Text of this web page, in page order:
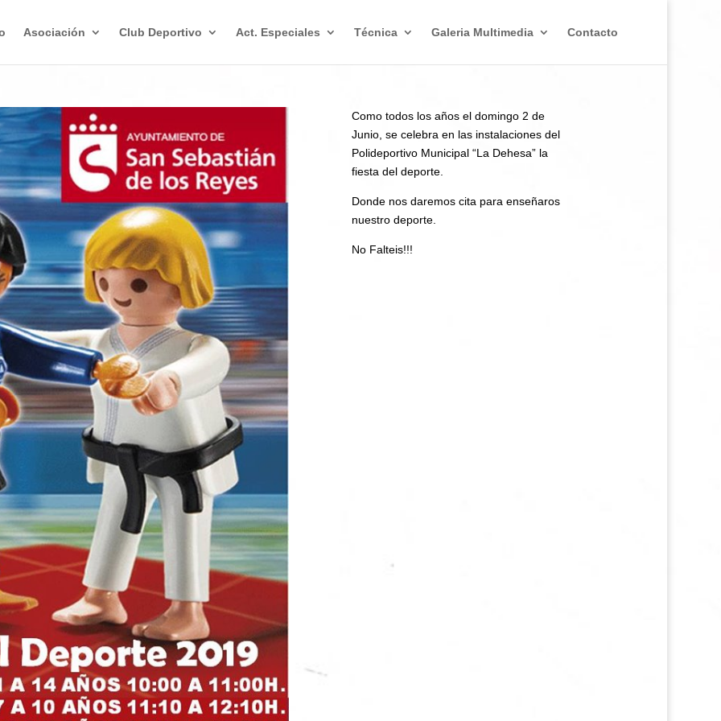
Asociación Club Deportivo Act. Especiales Técnica Galeria Multimedia Contacto
Como todos los años el domingo 2 de
Junio, se celebra en las instalaciones del
Polideportivo Municipal “La Dehesa” la
fiesta del deporte.
Donde nos daremos cita para enseñaros
nuestro deporte.
No Falteis!!!